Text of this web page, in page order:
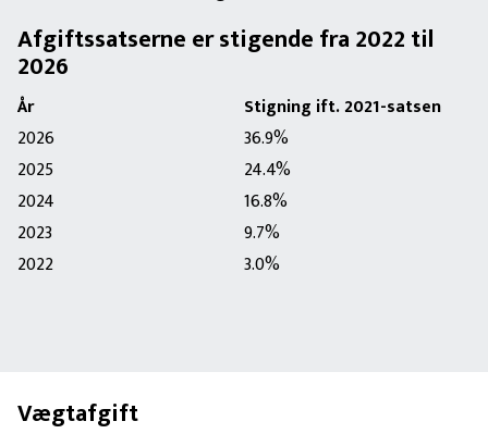
Afgiftssatserne er stigende fra 2022 til
2026
År
Stigning ift. 2021-satsen
2026
36.9%
2025
24.4%
2024
16.8%
2023
9.7%
2022
3.0%
Vægtafgift